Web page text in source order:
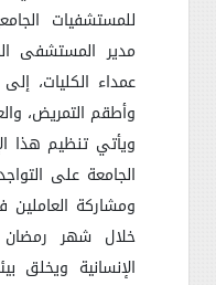
للمستشفيات
مدير المستشفى
عمداء الكليات،
وأطقم التمريض،
ويأتي تنظيم هذا
الجامعة على
ومشاركة
خلال شهر رمضان
الإنسانية ويخلق